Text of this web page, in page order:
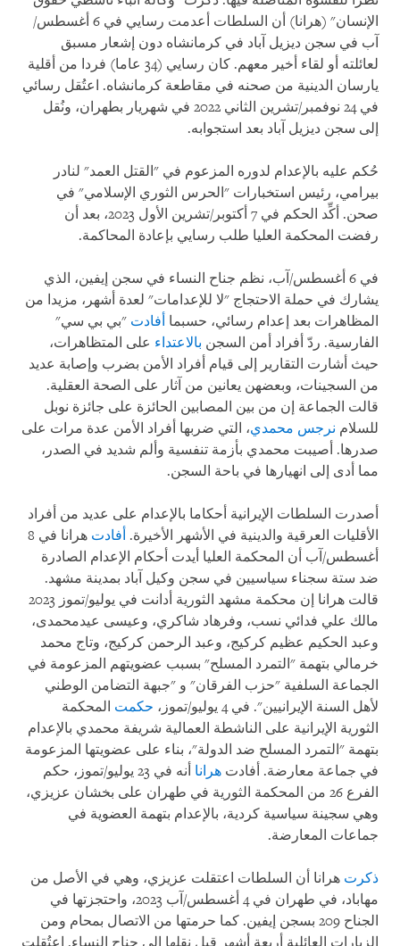
الإنسان" (هرانا) أن السلطات أعدمت رسايي في 6 أغسطس/
آب في سجن ديزيل آباد في كرمانشاه دون إشعار مسبق
لعائلته أو لقاء أخير معهم. كان رسايي (34 عاما) فردا من أقلية
يارسان الدينية من صحنه في مقاطعة كرمانشاه. اعتُقل رسائي
في 24 نوفمبر/تشرين الثاني 2022 في شهريار بطهران، ونُقل
إلى سجن ديزيل آباد بعد استجوابه.
حُكم عليه بالإعدام لدوره المزعوم في "القتل العمد" لنادر
بيرامي، رئيس استخبارات "الحرس الثوري الإسلامي" في
صحن. أكِّد الحكم في 7 أكتوبر/تشرين الأول 2023، بعد أن
رفضت المحكمة العليا طلب رسايي بإعادة المحاكمة.
في 6 أغسطس/آب، نظم جناح النساء في سجن إيفين، الذي
يشارك في حملة الاحتجاج "لا للإعدامات" لعدة أشهر، مزيدا من
المظاهرات بعد إعدام رسائي، حسبما أفادت "بي بي سي"
الفارسية. ردّ أفراد أمن السجن بالاعتداء على المتظاهرات،
حيث أشارت التقارير إلى قيام أفراد الأمن بضرب وإصابة عديد
من السجينات، وبعضهن يعانين من آثار على الصحة العقلية.
قالت الجماعة إن من بين المصابين الحائزة على جائزة نوبل
للسلام نرجس محمدي، التي ضربها أفراد الأمن عدة مرات على
صدرها. أصيبت محمدي بأزمة تنفسية وألم شديد في الصدر،
مما أدى إلى انهيارها في باحة السجن.
أصدرت السلطات الإيرانية أحكاما بالإعدام على عديد من أفراد
الأقليات العرقية والدينية في الأشهر الأخيرة. أفادت
هرانا في 8
أغسطس/آب أن المحكمة العليا أيدت أحكام الإعدام الصادرة
ضد ستة سجناء سياسيين في سجن وكيل آباد بمدينة مشهد.
قالت هرانا إن محكمة مشهد الثورية أدانت في يوليو/تموز 2023
مالك علي فدائي نسب، وفرهاد شاكري، وعيسى عیدمحمدی،
وعبد الحكيم عظيم كركيج، وعبد الرحمن كركيج، وتاج محمد
خرمالي بتهمة "التمرد المسلح" بسبب عضويتهم المزعومة في
الجماعة السلفية "حزب الفرقان" و "جبهة التضامن الوطني
لأهل السنة الإيرانيين". في 4 يوليو/تموز،
حكمت المحكمة
الثورية الإيرانية على الناشطة العمالية شريفة محمدي بالإعدام
بتهمة "التمرد المسلح ضد الدولة"، بناء على عضويتها المزعومة
في جماعة معارضة. أفادت هرانا
أنه في 23 يوليو/تموز، حكم
الفرع 26 من المحكمة الثورية في طهران على بخشان عزيزي،
وهي سجينة سياسية كردية، بالإعدام بتهمة العضوية في
جماعات المعارضة.
ذكرت هرانا أن السلطات اعتقلت عزيزي، وهي في الأصل من
مهاباد، في طهران في 4 أغسطس/آب 2023، واحتجزتها في
الجناح 209 بسجن إيفين. كما حرمتها من الاتصال بمحام ومن